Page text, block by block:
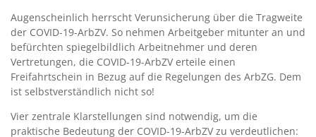
Augenscheinlich herrscht Verunsicherung über die Tragweite
der COVID-19-ArbZV. So nehmen Arbeitgeber mitunter an und
befürchten spiegelbildlich Arbeitnehmer und deren
Vertretungen, die COVID-19-ArbZV erteile einen
Freifahrtschein in Bezug auf die Regelungen des ArbZG. Dem
ist selbstverständlich nicht so!
Vier zentrale Klarstellungen sind notwendig, um die
praktische Bedeutung der COVID-19-ArbZV zu verdeutlichen: